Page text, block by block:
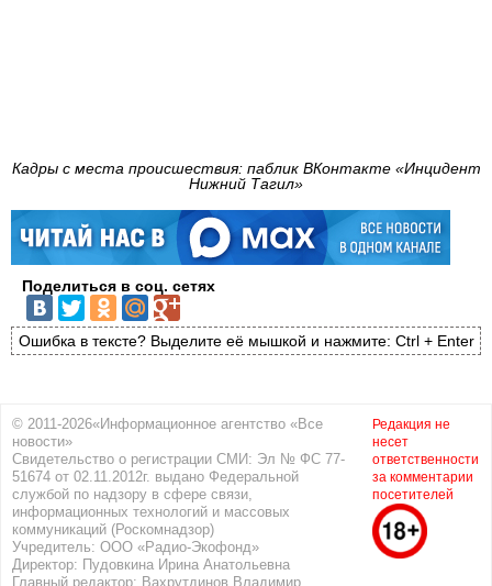
Кадры с места происшествия: паблик ВКонтакте «Инцидент
Нижний Тагил»
Поделиться в соц. сетях
Ошибка в тексте? Выделите её мышкой и нажмите: Ctrl + Enter
© 2011-2026«Информационное агентство «Все
новости»
Свидетельство о регистрации СМИ: Эл № ФС 77-
51674 от 02.11.2012г. выдано Федеральной
службой по надзору в сфере связи,
информационных технологий и массовых
коммуникаций (Роскомнадзор)
Учредитель: ООО «Радио-Экофонд»
Директор: Пудовкина Ирина Анатольевна
Главный редактор: Вахрутдинов Владимир
Редакция не
несет
ответственности
за комментарии
посетителей